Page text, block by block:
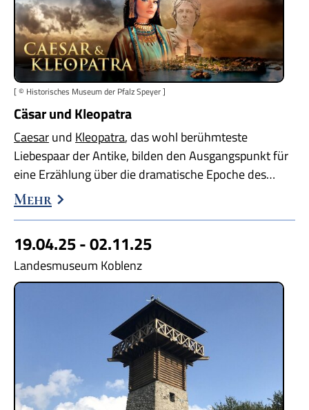
[ © Historisches Museum der Pfalz Speyer ]
Cäsar und Kleopatra
Caesarund Kleopatra, das wohl berühmteste
Liebespaar der Antike, bilden den Ausgangspunkt für
eine Erzählung über die dramatische Epoche des…
Mehr
19.04.25 - 02.11.25
Landesmuseum Koblenz